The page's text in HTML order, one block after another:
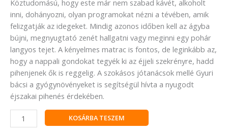
Köztudomású, hogy este már nem szabad kávét, alkoholt
inni, dohányozni, olyan programokat nézni a tévében, amik
felizgatják az idegeket. Mindig azonos időben kell az ágyba
bújni, megnyugtató zenét hallgatni vagy meginni egy pohár
langyos tejet. A kényelmes matrac is fontos, de leginkább az,
hogy a nappali gondokat tegyék ki az éjjeli szekrényre, hadd
pihenjenek ők is reggelig. A szokásos jótanácsok mellé Gyuri
bácsi a gyógynövényeket is segítségül hívta a nyugodt
éjszakai pihenés érdekében.
KOSÁRBA TESZEM